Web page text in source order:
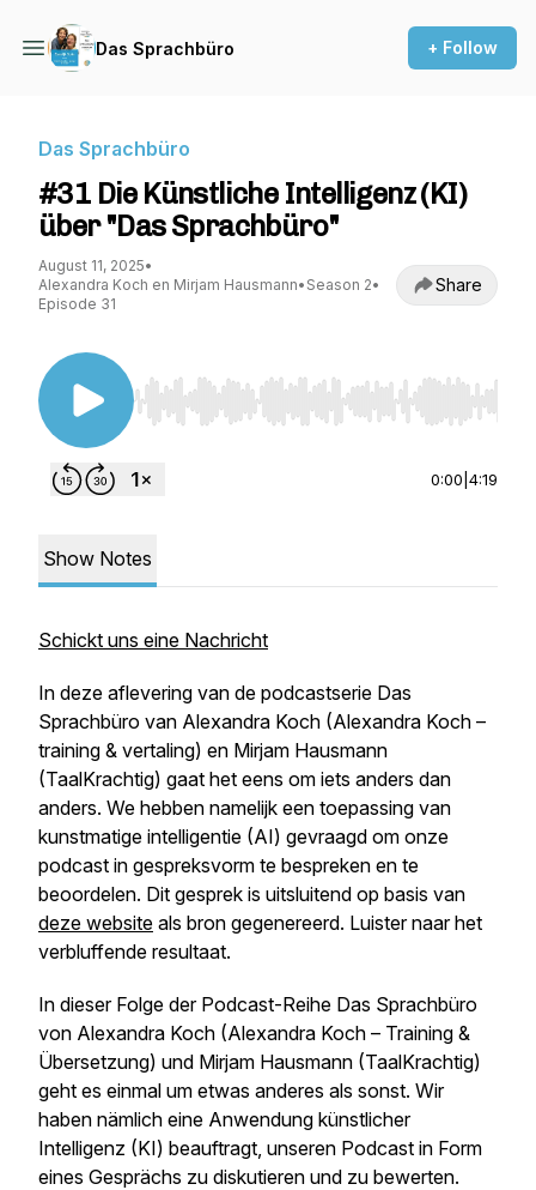
Das Sprachbüro + Follow
Das Sprachbüro
#31 Die Künstliche Intelligenz (KI)
über "Das Sprachbüro"
August 11, 2025•
Alexandra Koch en Mirjam Hausmann• Season 2•
Episode 31
Share
Use Left/Right to seek, Home/End to jump to
0:00 4:19
Show Notes
Schickt uns eine Nachricht
In deze aflevering van de podcastserie Das
Sprachbüro van Alexandra Koch (Alexandra Koch –
training & vertaling) en Mirjam Hausmann
(TaalKrachtig) gaat het eens om iets anders dan
anders. We hebben namelijk een toepassing van
kunstmatige intelligentie (AI) gevraagd om onze
podcast in gespreksvorm te bespreken en te
beoordelen. Dit gesprek is uitsluitend op basis van
deze website als bron gegenereerd. Luister naar het
verbluffende resultaat.
In dieser Folge der Podcast-Reihe Das Sprachbüro
von Alexandra Koch (Alexandra Koch – Training &
Übersetzung) und Mirjam Hausmann (TaalKrachtig)
geht es einmal um etwas anderes als sonst. Wir
haben nämlich eine Anwendung künstlicher
Intelligenz (KI) beauftragt, unseren Podcast in Form
eines Gesprächs zu diskutieren und zu bewerten.